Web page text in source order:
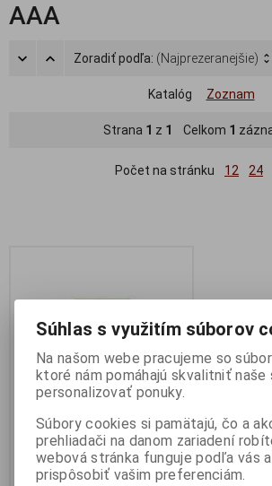
AAA
Zoradiť podľa: (Najprezeranejšie)
Katalóg Zoznam
Strana 1 z 1 Celkom 1
Počet na stránku 12 24
Batéria GP Super alkaline AAA
Súhlas s využitím súborov
Na našom webe pracujeme so
ktoré nám pomáhajú skvalitniť naše
personalizovať ponuky.
Súbory cookies si pamätajú, čo a
prehliadači na danom zariadení
webová stránka funguje podľa vás
prispôsobiť vašim preferenciám.